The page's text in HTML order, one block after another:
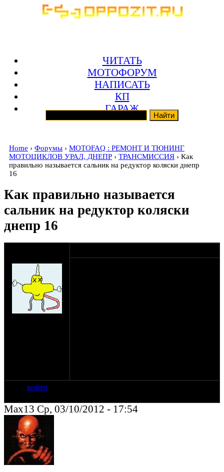
ЧИТАТЬ
МОТОФОРУМ
НАПИСАТЬ
КП
ГАРАЖ
Home › Форумы › MOTOFAQ : РЕМОНТ И ТЮНИНГ
МОТОЦИКЛОВ УРАЛ, ДНЕПР › ТРАНСМИССИЯ › Как
правильно называется сальник на редуктор коляски днепр
16
Как правильно называется
сальник на редуктор коляски
днепр 16
войти
Max13 Ср, 03/10/2012 - 17:54